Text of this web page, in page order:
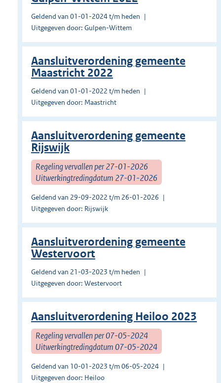
Geldend van 01-01-2024 t/m heden
Uitgegeven door: Gulpen-Wittem
Aansluitverordening gemeente
Maastricht 2022
Geldend van 01-01-2022 t/m heden
Uitgegeven door: Maastricht
Aansluitverordening gemeente
Rijswijk
Regeling vervallen per 27-01-2026
Uitwerkingtredingdatum 27-01-2026
Geldend van 29-09-2022 t/m 26-01-2026
Uitgegeven door: Rijswijk
Aansluitverordening gemeente
Westervoort
Geldend van 21-03-2023 t/m heden
Uitgegeven door: Westervoort
Aansluitverordening Heiloo 2023
Regeling vervallen per 07-05-2024
Uitwerkingtredingdatum 07-05-2024
Geldend van 10-01-2023 t/m 06-05-2024
Uitgegeven door: Heiloo